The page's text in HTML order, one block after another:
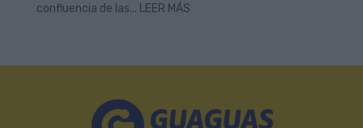
confluencia de las... LEER MÁS